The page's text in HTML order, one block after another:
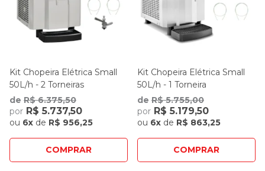
Kit Chopeira Elétrica Small
50L/h - 2 Torneiras
de R$ 6.375,50
por R$ 5.737,50
ou 6x de R$ 956,25
COMPRAR
Kit Chopeira Elétrica Small
50L/h - 1 Torneira
de R$ 5.755,00
por R$ 5.179,50
ou 6x de R$ 863,25
COMPRAR